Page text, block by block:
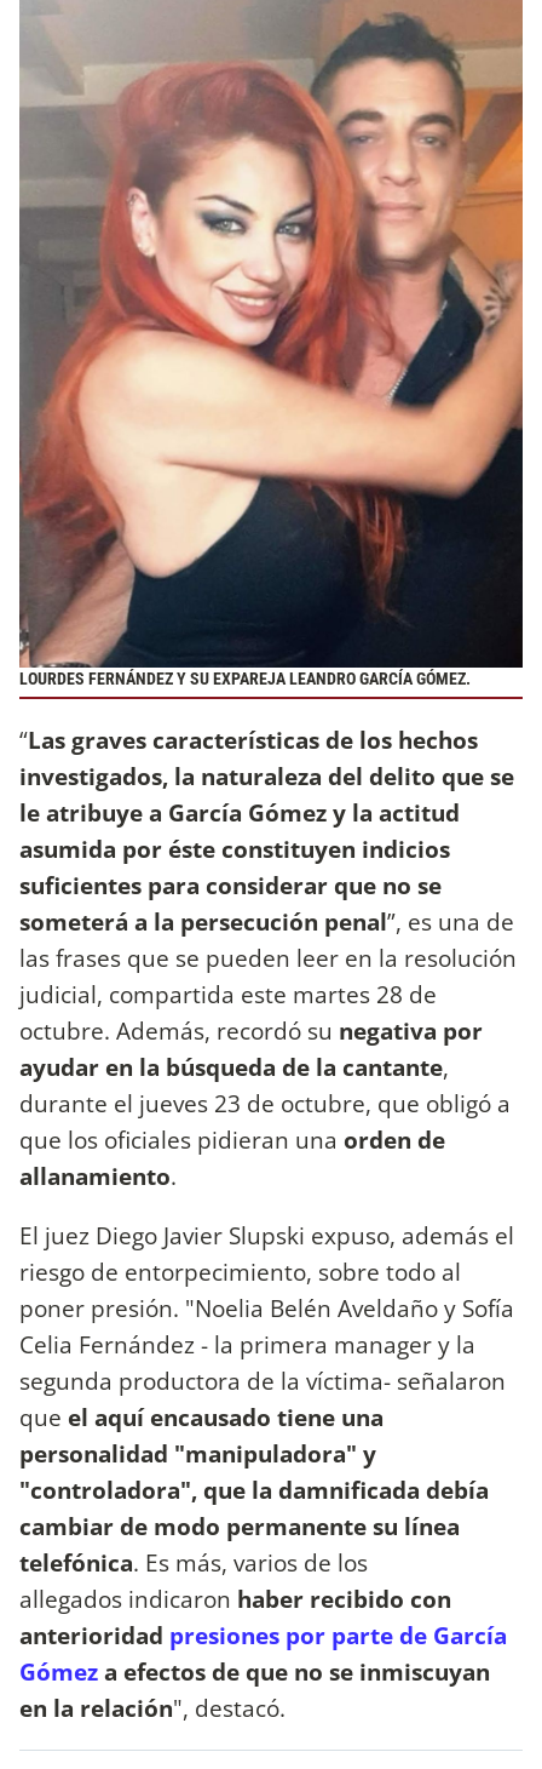
LOURDES FERNÁNDEZ Y SU EXPAREJA LEANDRO GARCÍA GÓMEZ.
“Las graves características de los hechos
investigados, la naturaleza del delito que se
le atribuye a García Gómez y la actitud
asumida por éste constituyen indicios
suficientes para considerar que no se
someterá a la persecución penal”, es una de
las frases que se pueden leer en la resolución
judicial, compartida este martes 28 de
octubre. Además, recordó su negativa por
ayudar en la búsqueda de la cantante,
durante el jueves 23 de octubre, que obligó a
que los oficiales pidieran una orden de
allanamiento.
El juez Diego Javier Slupski expuso, además el
riesgo de entorpecimiento, sobre todo al
poner presión. "Noelia Belén Aveldaño y Sofía
Celia Fernández - la primera manager y la
segunda productora de la víctima- señalaron
que el aquí encausado tiene una
personalidad "manipuladora" y
"controladora", que la damnificada debía
cambiar de modo permanente su línea
telefónica. Es más, varios de los
allegados indicaron haber recibido con
anterioridad presiones por parte de García
Gómeza efectos de que no se inmiscuyan
en la relación", destacó.